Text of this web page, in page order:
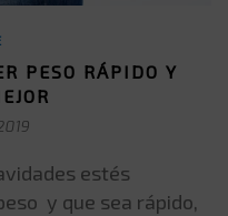
PESO RÁPIDO Y
estés
y que sea rápido,